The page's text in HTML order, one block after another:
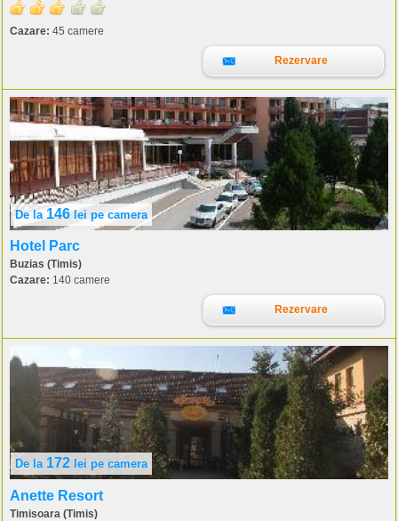
Cazare: 45 camere
Rezervare
De la 146 lei pe camera
Hotel Parc
Buzias (Timis)
Cazare: 140 camere
Rezervare
De la 172 lei pe camera
Anette Resort
Timisoara (Timis)